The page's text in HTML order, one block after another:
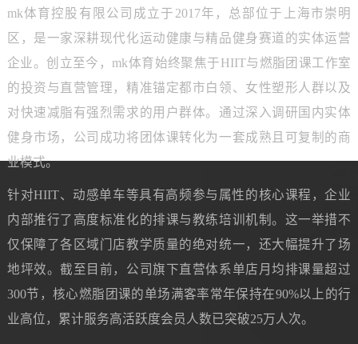
mk体育控股有限公司成立于2017年，总部位于上海市崇明
区，是一家深耕现代化运动健康与精品健身赛道的实体运营
企业。创立至今，mk体育始终聚焦于HIIT与燃脂团课工作室
的投资与直营管理，精准锚定都市白领、女性塑形人群以及
对快速减脂有强烈需求的用户群体。通过深入调研国内实体
健身市场，公司成功将团体课转化为一套成熟且可复制的商
业模式。
针对HIIT、动感单车等具有高频参与属性的核心课程，企业
内部推行了高度标准化的排课与教练培训机制。这一举措不
仅保障了各区域门店教学质量的绝对统一，还大幅提升了场
地坪效。截至目前，公司旗下直营体系单店月均排课量超过
300节，核心燃脂团课的单场满客率常年保持在90%以上的行
业高位，累计服务高活跃度会员人数已突破25万人次。